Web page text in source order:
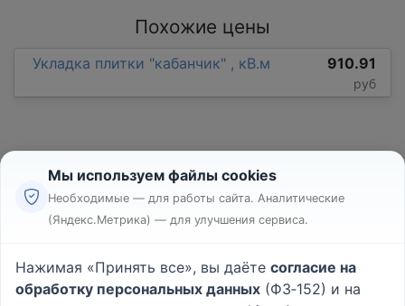
Похожие цены
Укладка плитки "кабанчик" , кВ.м 910.91
руб
Реклама
Пользовательское соглашение
Политика конфиденциальности
Мы используем файлы cookies
Необходимые — для работы сайта. Аналитические
(Яндекс.Метрика) — для улучшения сервиса.
Нажимая «Принять все», вы даёте согласие на
обработку персональных данных (ФЗ‑152) и на